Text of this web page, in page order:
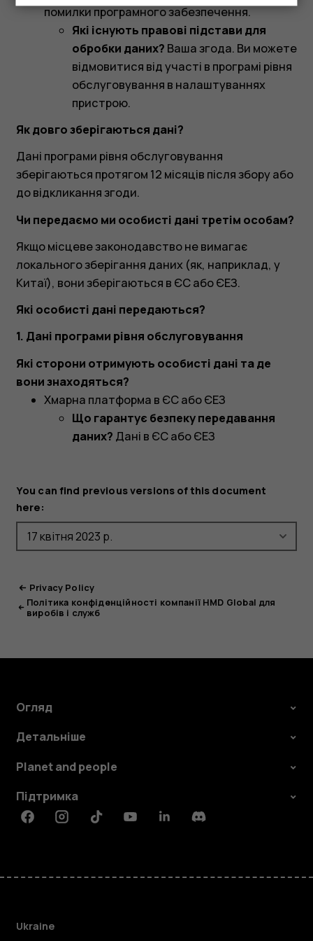
помилки програмного забезпечення.
Які існують правові підстави для
обробки даних? Ваша згода. Ви можете
відмовитися від участі в програмі рівня
обслуговування в налаштуваннях
пристрою.
Як довго зберігаються дані?
Дані програми рівня обслуговування
зберігаються протягом 12 місяців після збору або
до відкликання згоди.
Чи передаємо ми особисті дані третім особам?
Якщо місцеве законодавство не вимагає
локального зберігання даних (як, наприклад, у
Китаї), вони зберігаються в ЄС або ЄЕЗ.
Які особисті дані передаються?
1. Дані програми рівня обслуговування
Які сторони отримують особисті дані та де
вони знаходяться?
Хмарна платформа в ЄС або ЄЕЗ
Що гарантує безпеку передавання
даних? Дані в ЄС або ЄЕЗ
You can find previous versions of this document
here:
Privacy Policy
Політика конфіденційності компанії HMD Global для
виробів і служб
Огляд
Детальніше
Planet and people
Підтримка
FacebookInstagramTiktokYoutubeLinkedinDiscord
Ukraine